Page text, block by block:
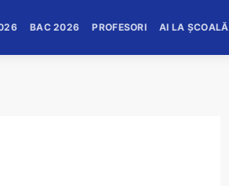
BAC 2026 PROFESORI AI LA ȘCOALĂ